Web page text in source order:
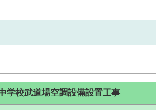
校武道場空調設備設置工事